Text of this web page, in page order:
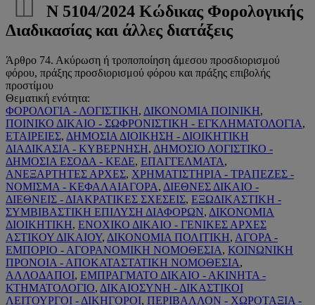
Ν 5104/2024 Κώδικας Φορολογικής
Διαδικασίας και άλλες διατάξεις
Άρθρο 74. Ακύρωση ή τροποποίηση άμεσου προσδιορισμού
φόρου, πράξης προσδιορισμού φόρου και πράξης επιβολής
προστίμου
Θεματική ενότητα:
ΦΟΡΟΛΟΓΙΑ - ΛΟΓΙΣΤΙΚΗ, ΔΙΚΟΝΟΜΙΑ ΠΟΙΝΙΚΗ,
ΠΟΙΝΙΚΟ ΔΙΚΑΙΟ - ΣΩΦΡΟΝΙΣΤΙΚΗ - ΕΓΚΛΗΜΑΤΟΛΟΓΙΑ,
ΕΤΑΙΡΕΙΕΣ, ΔΗΜΟΣΙΑ ΔΙΟΙΚΗΣΗ - ΔΙΟΙΚΗΤΙΚΗ
ΔΙΑΔΙΚΑΣΙΑ - ΚΥΒΕΡΝΗΣΗ, ΔΗΜΟΣΙΟ ΛΟΓΙΣΤΙΚΟ -
ΔΗΜΟΣΙΑ ΕΣΟΔΑ - ΚΕΔΕ, ΕΠΑΓΓΕΛΜΑΤΑ,
ΑΝΕΞΑΡΤΗΤΕΣ ΑΡΧΕΣ, ΧΡΗΜΑΤΙΣΤΗΡΙΑ - ΤΡΑΠΕΖΕΣ -
ΝΟΜΙΣΜΑ - ΚΕΦΑΛΑΙΑΓΟΡΑ, ΔΙΕΘΝΕΣ ΔΙΚΑΙΟ -
ΔΙΕΘΝΕΙΣ - ΔΙΑΚΡΑΤΙΚΕΣ ΣΧΕΣΕΙΣ, ΕΞΩΔΙΚΑΣΤΙΚΗ -
ΣΥΜΒΙΒΑΣΤΙΚΗ ΕΠΙΛΥΣΗ ΔΙΑΦΟΡΩΝ, ΔΙΚΟΝΟΜΙΑ
ΔΙΟΙΚΗΤΙΚΗ, ΕΝΟΧΙΚΟ ΔΙΚΑΙΟ - ΓΕΝΙΚΕΣ ΑΡΧΕΣ
ΑΣΤΙΚΟΥ ΔΙΚΑΙΟΥ, ΔΙΚΟΝΟΜΙΑ ΠΟΛΙΤΙΚΗ, ΑΓΟΡΑ -
ΕΜΠΟΡΙΟ - ΑΓΟΡΑΝΟΜΙΚΗ ΝΟΜΟΘΕΣΙΑ, ΚΟΙΝΩΝΙΚΗ
ΠΡΟΝΟΙΑ - ΑΠΟΚΑΤΑΣΤΑΤΙΚΗ ΝΟΜΟΘΕΣΙΑ,
ΑΛΛΟΔΑΠΟΙ, ΕΜΠΡΑΓΜΑΤΟ ΔΙΚΑΙΟ - ΑΚΙΝΗΤΑ -
ΚΤΗΜΑΤΟΛΟΓΙΟ, ΔΙΚΑΙΟΣΥΝΗ - ΔΙΚΑΣΤΙΚΟΙ
ΛΕΙΤΟΥΡΓΟΙ - ΔΙΚΗΓΟΡΟΙ, ΠΕΡΙΒΑΛΛΟΝ - ΧΩΡΟΤΑΞΙΑ -